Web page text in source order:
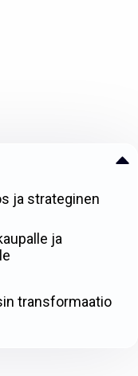
ja strateginen
ja
transformaatio